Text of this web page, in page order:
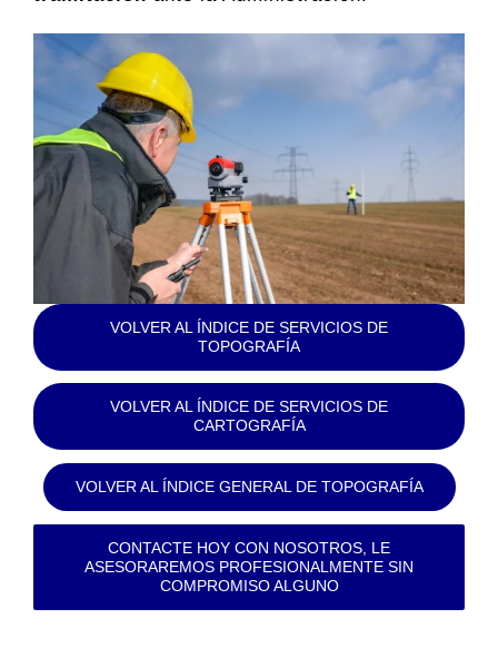
VOLVER AL ÍNDICE DE SERVICIOS DE
TOPOGRAFÍA
VOLVER AL ÍNDICE DE SERVICIOS DE
CARTOGRAFÍA
VOLVER AL ÍNDICE GENERAL DE TOPOGRAFÍA
CONTACTE HOY CON NOSOTROS, LE
ASESORAREMOS PROFESIONALMENTE SIN
COMPROMISO ALGUNO